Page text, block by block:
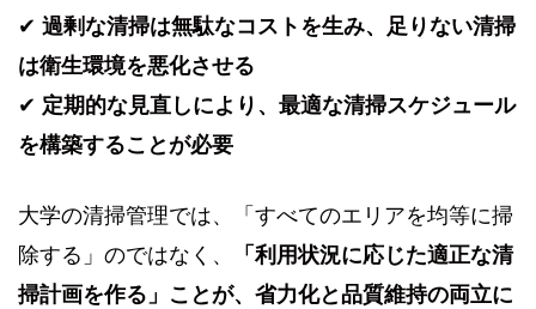
✔ 過剰な清掃は無駄なコストを生み、足りない清掃
は衛生環境を悪化させる
✔ 定期的な見直しにより、最適な清掃スケジュール
を構築することが必要
大学の清掃管理では、「すべてのエリアを均等に掃
除する」のではなく、
「利用状況に応じた適正な清
掃計画を作る」ことが、省力化と品質維持の両立に